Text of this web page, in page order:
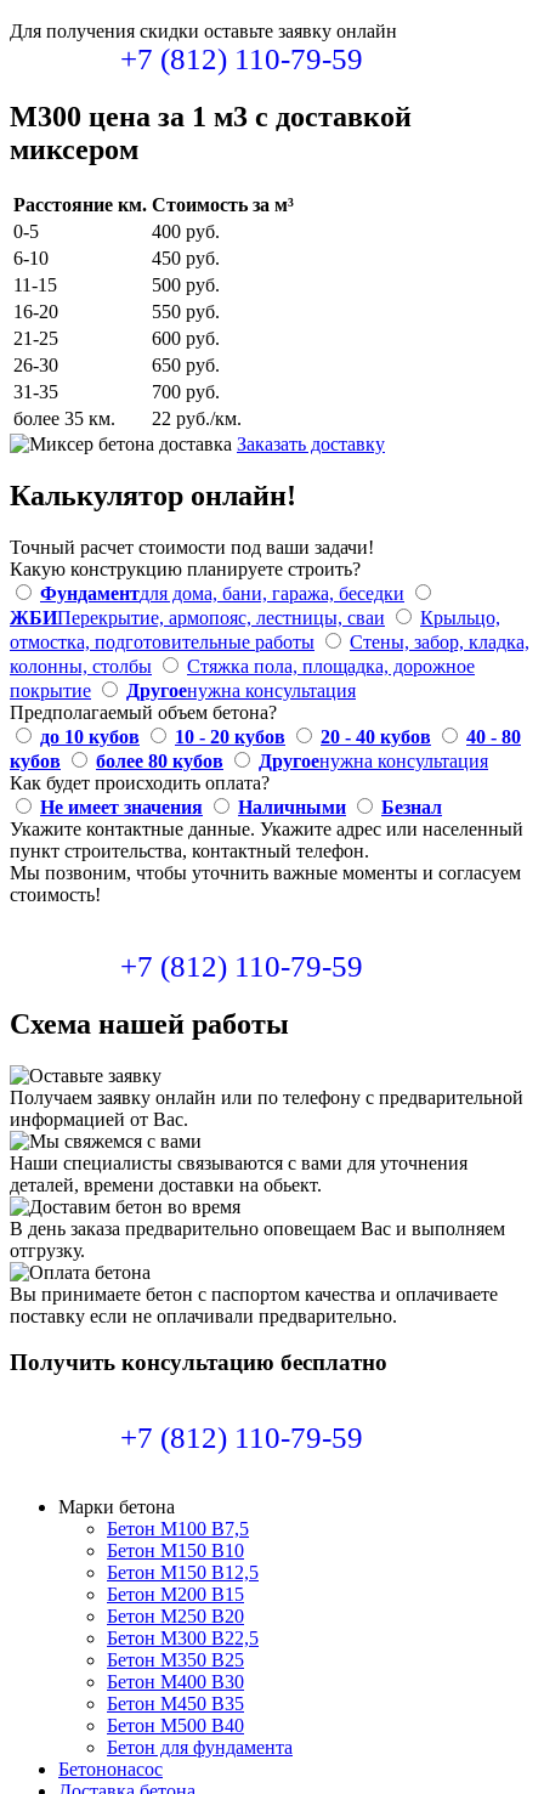
Для получения скидки оставьте заявку онлайн
+7 (812) 110-79-59
М300 цена за 1 м3 с доставкой
миксером
Расстояние км. Стоимость за м³
0-5
400 руб.
6-10
450 руб.
11-15
500 руб.
16-20
550 руб.
21-25
600 руб.
26-30
650 руб.
31-35
700 руб.
более 35 км.
22 руб./км.
Заказать доставку
Калькулятор онлайн!
Точный расчет стоимости под ваши задачи!
Какую конструкцию планируете строить?
Фундаментдля дома, бани, гаража, беседки
ЖБИПерекрытие, армопояс, лестницы, сваи
Крыльцо,
отмостка, подготовительные работы
Стены, забор, кладка,
колонны, столбы
Стяжка пола, площадка, дорожное
покрытие
Другоенужна консультация
Предполагаемый объем бетона?
до 10 кубов
10 - 20 кубов 20 - 40 кубов
40 - 80
кубов
более 80 кубов Другоенужна консультация
Как будет происходить оплата?
Не имеет значения
Наличными
Безнал
Укажите контактные данные. Укажите адрес или населенный
пункт строительства, контактный телефон.
Мы позвоним, чтобы уточнить важные моменты и согласуем
стоимость!
+7 (812) 110-79-59
Схема нашей работы
Получаем заявку онлайн или по телефону с предварительной
информацией от Вас.
Наши специалисты связываются с вами для уточнения
деталей, времени доставки на обьект.
В день заказа предварительно оповещаем Вас и выполняем
отгрузку.
Вы принимаете бетон с паспортом качества и оплачиваете
поставку если не оплачивали предварительно.
Получить консультацию бесплатно
+7 (812) 110-79-59
Марки бетона
Бетон М100 В7,5
Бетон М150 В10
Бетон М150 В12,5
Бетон М200 В15
Бетон М250 В20
Бетон М300 В22,5
Бетон М350 В25
Бетон М400 В30
Бетон М450 В35
Бетон М500 В40
Бетон для фундамента
Бетононасос